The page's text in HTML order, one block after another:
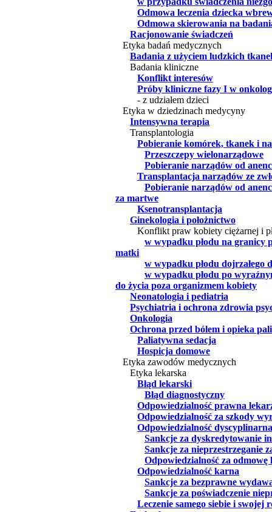
Odmowa leczenia dziecka
Odmowa skierowania na
Racjonowanie świadczeń
Etyka badań medycznych
Badania z użyciem ludzkich
Badania kliniczne
Konflikt interesów
Próby kliniczne fazy I w
- z udziałem dzieci
Etyka w dziedzinach medycyny
Intensywna terapia
Transplantologia
Pobieranie komórek, tkanek i
Przeszczepy wielonarządowe
Pobieranie narządów od
Transplantacja narządów ze
Pobieranie narządów od
za martwe
Ksenotransplantacja
Ginekologia i położnictwo
Konflikt praw kobiety ciężarnej i
w wypadku płodu na granicy
matki
w wypadku płodu dojrzałego
w wypadku płodu po
do życia poza organizmem kobiety
Neonatologia i pediatria
Psychiatria i ochrona zdrowia
Onkologia
Ochrona przed bólem i opieka
Paliatywna sedacja
Hospicja domowe
Etyka zawodów medycznych
Etyka lekarska
Błąd lekarski
Błąd diagnostyczny
Odpowiedzialność prawna
Odpowiedzialność za szkody
Odpowiedzialność dyscyplinarna
Sankcje za dyskredytowanie
Sankcje za nieprzestrzeganie
Odpowiedzialność za odmowę
Odpowiedzialność karna
Sankcje za bezprawne
Sankcje za poświadczenie
Leczenie samego siebie i swojej